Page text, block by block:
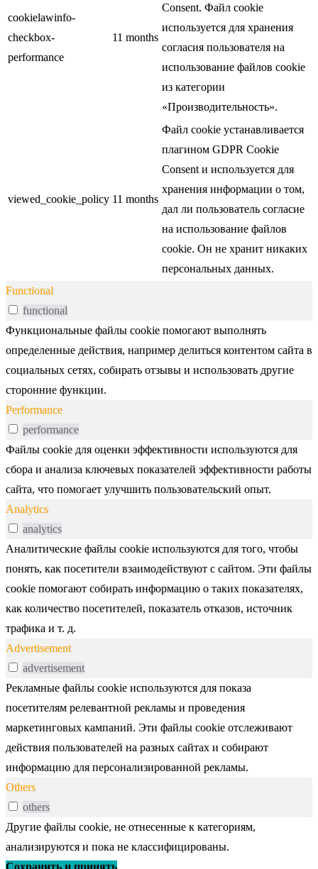
cookielawinfo-
checkbox-
performance
11 months
Consent. Файл cookie
используется для хранения
согласия пользователя на
использование файлов cookie
из категории
«Производительность».
viewed_cookie_policy 11 months
Файл cookie устанавливается
плагином GDPR Cookie
Consent и используется для
хранения информации о том,
дал ли пользователь согласие
на использование файлов
cookie. Он не хранит никаких
персональных данных.
Functional
functional
Функциональные файлы cookie помогают выполнять
определенные действия, например делиться контентом сайта в
социальных сетях, собирать отзывы и использовать другие
сторонние функции.
Performance
performance
Файлы cookie для оценки эффективности используются для
сбора и анализа ключевых показателей эффективности работы
сайта, что помогает улучшить пользовательский опыт.
Analytics
analytics
Аналитические файлы cookie используются для того, чтобы
понять, как посетители взаимодействуют с сайтом. Эти файлы
cookie помогают собирать информацию о таких показателях,
как количество посетителей, показатель отказов, источник
трафика и т. д.
Advertisement
advertisement
Рекламные файлы cookie используются для показа
посетителям релевантной рекламы и проведения
маркетинговых кампаний. Эти файлы cookie отслеживают
действия пользователей на разных сайтах и собирают
информацию для персонализированной рекламы.
Others
others
Другие файлы cookie, не отнесенные к категориям,
анализируются и пока не классифицированы.
Сохранить и принять